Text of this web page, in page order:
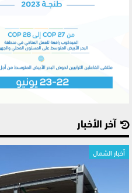
آخر الأخبار
أخبار الشمال